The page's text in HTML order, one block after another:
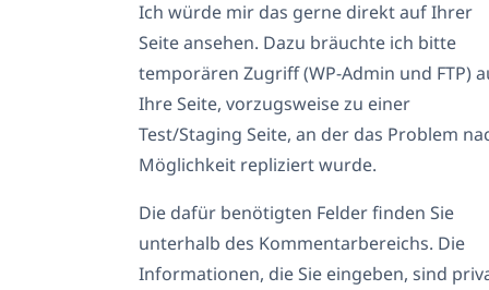
Ich würde mir das gerne direkt auf Ihrer
Seite ansehen. Dazu bräuchte ich bitte
temporären Zugriff (WP-Admin und FTP)
Ihre Seite, vorzugsweise zu einer
Test/Staging Seite, an der das Problem
Möglichkeit repliziert wurde.
Die dafür benötigten Felder finden Sie
unterhalb des Kommentarbereichs. Die
Informationen, die Sie eingeben, sind